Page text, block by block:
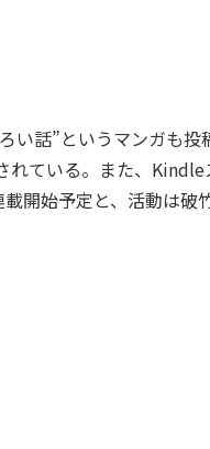
い話”というマンガも投
れている。また、Kindle
開始予定と、活動は破